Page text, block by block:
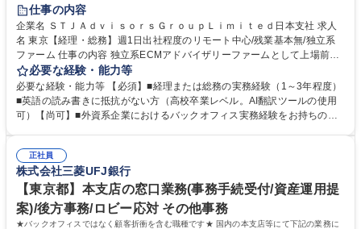
仕事の内容
企業名 ＳＴＪＡｄｖｉｓｏｒｓＧｒｏｕｐＬｉｍｉｔｅｄ日本支社 求人
名 東京【経理・総務】週1日出社程度のリモート中心/残業基本無/独立系
ファーム 仕事の内容 独立系ECMアドバイザリーファームとして上場前後
の資本市場戦略を設計する当社にて経理・総務をお任せします。基礎的な
バックオフィス業務からスタートし組織を支える専任担当として広く活躍
できる環境です。 ■日常経理、月次および年次決算サポート業務 ■本国
（グローバル）との英文メール対応（AI翻訳ツール等を使用しての対応で
業務をお任せします。残業も基本的には発生せず、ご自身のペースで業務
を進めやすく定着率の高い環境です。 募集職種 東京【経理・総務】週1日
出社程度のリモート中心/残業基本無/独立系ファーム
必要な経験・能力等
必要な経験・能力等 【必須】■経理または総務の実務経験（1～3年程度）
■英語の読み書きに抵抗がない方（高校卒業レベル。AI翻訳ツールの使用
可）【尚可】■外資系企業におけるバックオフィス実務経験をお持ちの方
【働き方について】現在は週4日程度の在宅勤務を実施しており、ワーク
ライフバランスを重視する方に最適な環境です（フルリモートも面接で相
談可）。【求める人物像】幅広いバックオフィス業務に柔軟に対応でき、
社内外と円滑にコミュニケーションを取りながら業務を推進できる方 学
歴・資格 学歴：大学院 大学 高専 短大 専修学校 高校 語学力： 資格：
正社員
株式会社三菱UFJ銀行
【東京都】本支店の窓口業務(事務手続受付/資産運用提
案)/後方事務/ロビー応対 その他事務
★バックオフィスではなく顧客折衝を含む職種です★ 国内の本支店等にて下記の業務に